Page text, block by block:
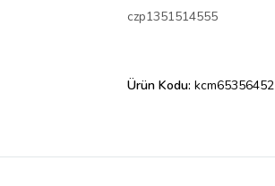
czp1351514555
Ürün Kodu: kcm65356452